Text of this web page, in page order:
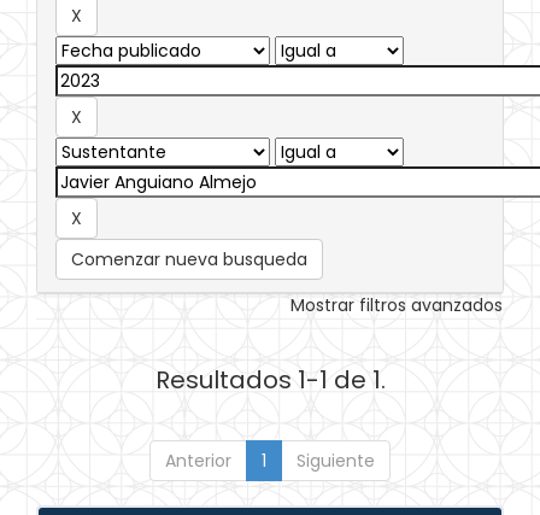
Comenzar nueva busqueda
Mostrar filtros avanzados
Resultados 1-1 de 1.
Anterior 1 Siguiente